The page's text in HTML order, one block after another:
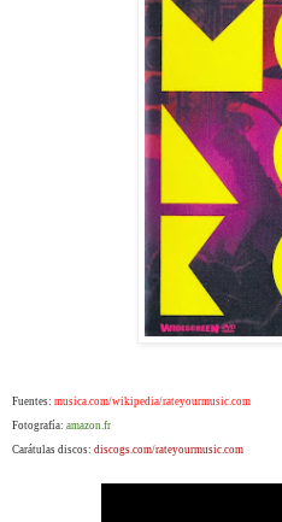
Fuentes: musica.com/wikipedia/rateyourmusic.com
Fotografía: amazon.fr
Carátulas discos: discogs.com/rateyourmusic.com